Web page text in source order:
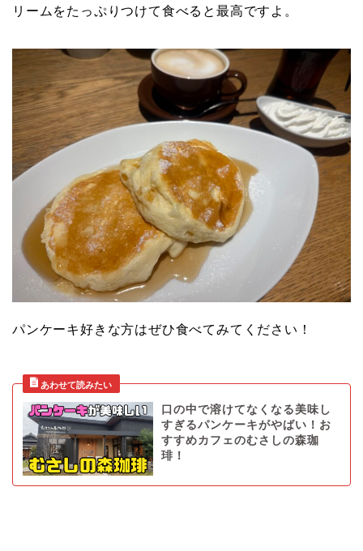
リームをたっぷりつけて食べると最高ですよ。
パンケーキ好きな方はぜひ食べてみてください！
口の中で溶けてなくなる美味し
すぎるパンケーキがやばい！お
すすめカフェのむさしの森珈
琲！